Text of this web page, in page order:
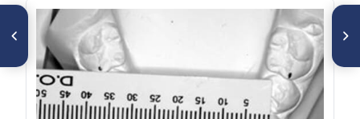
ARTÍCULO ANTERIOR
Frecuencia de ausencias
dentales en pacientes con
tratamiento de Ortodoncia -
evaluación de Casos Boards
del C.E.S.O.
SIGUIENTE ARTÍCULO
Metodo de maduración ósea
de las vertebras cervicales, en
pacientes del Diplomado de
Ortodoncia Interceptiva,
UGAMA - 2006